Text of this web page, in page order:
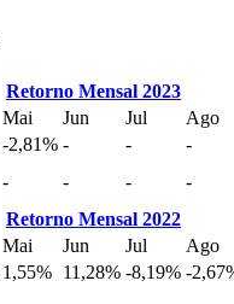
Retorno Mensal 2023
Mai Jun Jul
Ago
-2,81% - -
-
- - -
-
Retorno Mensal 2022
Mai Jun Jul
Ago
1,55% 11,28% -8,19% -